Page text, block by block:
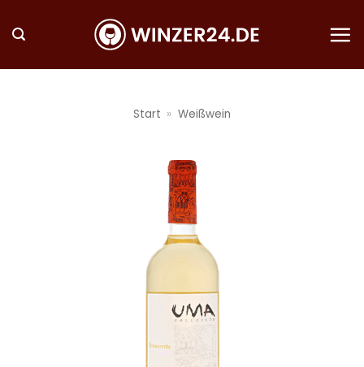
Inhalt
Start » Weißwein